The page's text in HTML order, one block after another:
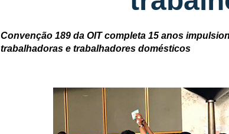
Convenção 189 da OIT completa 15 anos
trabalhadoras e trabalhadores domésticos